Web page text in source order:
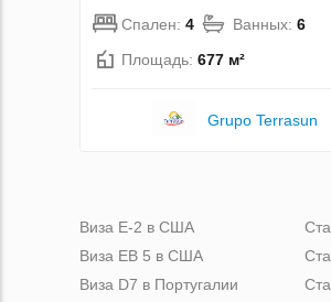
Спален: 4 Ванных: 6
Площадь: 677 м²
Grupo Terrasun
Виза Е-2 в США
Виза ЕВ 5 в США
Виза D7 в Португалии